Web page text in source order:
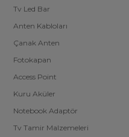
Tv Led Bar
Anten Kabloları
Çanak Anten
Fotokapan
Access Point
Kuru Aküler
Notebook Adaptör
Tv Tamir Malzemeleri